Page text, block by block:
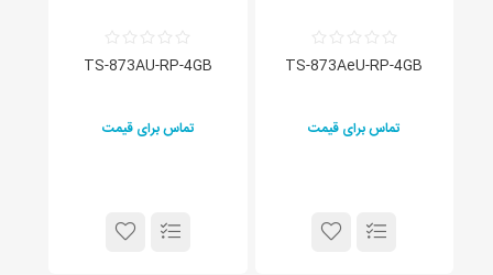
TS-873AeU-RP-4GB
تماس برای قیمت
TS-873AU-RP-4GB
تماس برای قیمت